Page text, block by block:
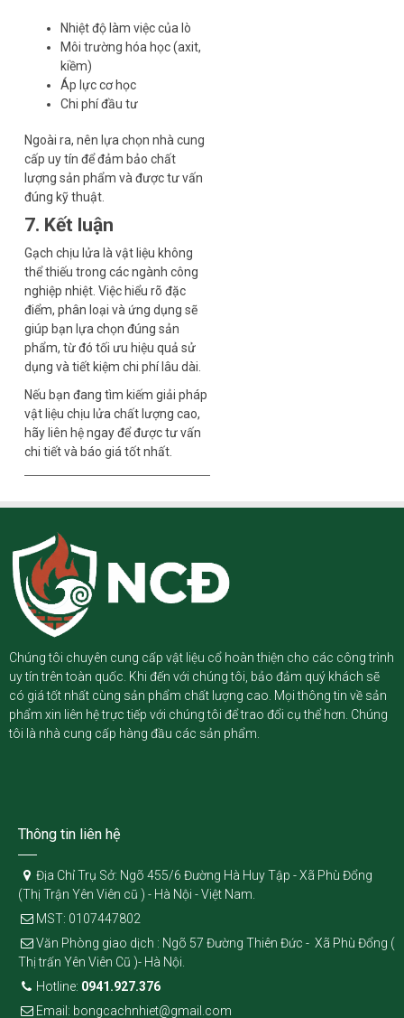
Nhiệt độ làm việc của lò
Môi trường hóa học (axit,
kiềm)
Áp lực cơ học
Chi phí đầu tư
Ngoài ra, nên lựa chọn nhà cung
cấp uy tín để đảm bảo chất
lượng sản phẩm và được tư vấn
đúng kỹ thuật.
7. Kết luận
Gạch chịu lửa là vật liệu không
thể thiếu trong các ngành công
nghiệp nhiệt. Việc hiểu rõ đặc
điểm, phân loại và ứng dụng sẽ
giúp bạn lựa chọn đúng sản
phẩm, từ đó tối ưu hiệu quả sử
dụng và tiết kiệm chi phí lâu dài.
Nếu bạn đang tìm kiếm giải pháp
vật liệu chịu lửa chất lượng cao,
hãy liên hệ ngay để được tư vấn
chi tiết và báo giá tốt nhất.
Chúng tôi chuyên cung cấp vật liệu cổ hoàn thiện cho các công trình
uy tín trên toàn quốc. Khi đến với chúng tôi, bảo đảm quý khách sẽ
có giá tốt nhất cùng sản phẩm chất lượng cao. Mọi thông tin về sản
phẩm xin liên hệ trực tiếp với chúng tôi để trao đổi cụ thể hơn. Chúng
tôi là nhà cung cấp hàng đầu các sản phẩm.
Thông tin liên hệ
Địa Chỉ Trụ Sở: Ngõ 455/6 Đường Hà Huy Tập - Xã Phù Đổng
(Thị Trận Yên Viên cũ ) - Hà Nội - Việt Nam.
MST: 0107447802
Văn Phòng giao dịch : Ngõ 57 Đường Thiên Đức - Xã Phù Đổng (
Thị trấn Yên Viên Cũ )- Hà Nội.
Hotline: 0941.927.376
Email: bongcachnhiet@gmail.com